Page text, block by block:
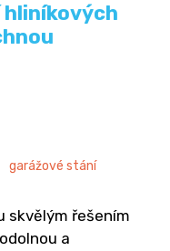
hliníkových
garážové stání
skvělým řešením
a